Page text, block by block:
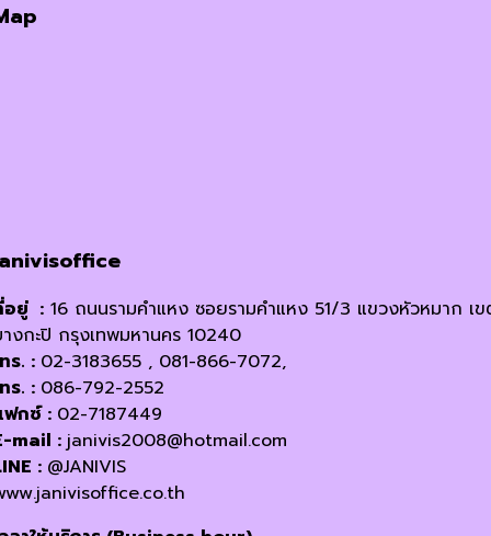
อยู่ : 16 ถนนรามคำแหง ซอยรามคำแหง 51/3 แขวงหัวหมาก เ
งกะปิ กรุงเทพมหานคร 10240
ร. : 02-3183655 , 081-866-7072,
ร. : 086-792-2552
กซ์ : 02-7187449
mail : janivis2008@hotmail.com
: @JANIVIS